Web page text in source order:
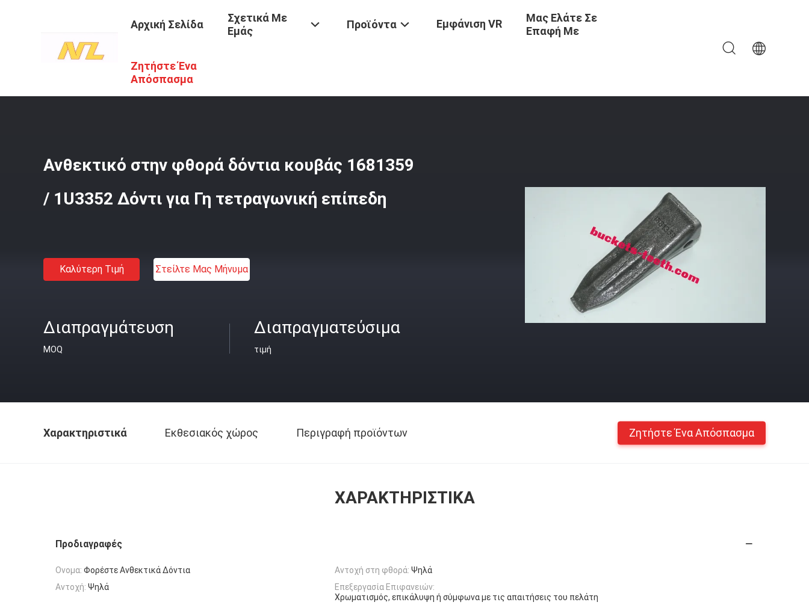
Αρχική Σελίδα
Σχετικά Με
Εμάς
Προϊόντα Εμφάνιση VR
Μας Ελάτε Σε
Επαφή Με
Ζητήστε Ένα
Απόσπασμα
Προϊόντα / Σφυρήλατα Δόντια Κάδου
Ανθεκτικό στην φθορά δόντια κουβάς 1681359
/ 1U3352 Δόντι για Γη τετραγωνική επίπεδη
Καλύτερη Τιμή Στείλτε Μας Μήνυμα
Διαπραγμάτευση
MOQ
Διαπραγματεύσιμα
τιμή
Χαρακτηριστικά Εκθεσιακός χώρος Περιγραφή προϊόντων Ζητήστε Ένα Απόσπασμα
ΧΑΡΑΚΤΗΡΙΣΤΙΚΆ
Προδιαγραφές
Ονομα: Φορέστε Ανθεκτικά Δόντια Αντοχή στη φθορά: Ψηλά
Αντοχή: Ψηλά
Επεξεργασία Επιφανειών:
Χρωματισμός, επικάλυψη ή σύμφωνα με τις απαιτήσεις του πελάτη